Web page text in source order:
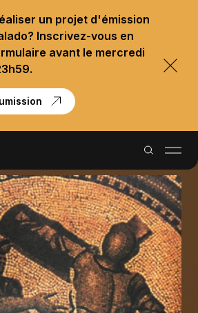
un projet d'émission
Inscrivez-vous en
avant le mercredi